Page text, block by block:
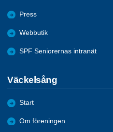
Press
Webbutik
SPF Seniorernas intranät
Väckelsång
Start
Om föreningen